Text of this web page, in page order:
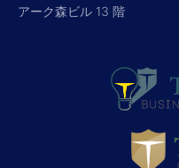
アーク森ビル 13 階